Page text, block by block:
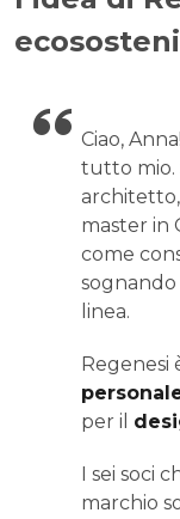
Ciao,
tutto mio.
architetto,
master in
come
sognando
linea.
Regenesi
per il
I sei soci
marchio